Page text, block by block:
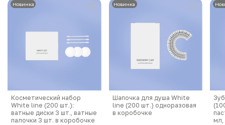
Новинка
Косметический набор
White line (200 шт.):
ватные диски 3 шт., ватные
палочки 3 шт. в коробочке
Новинка
Шапочка для душа White
line (200 шт.) одноразовая
в коробочке
мл,